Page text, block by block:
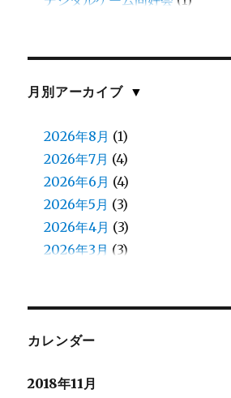
伊藤(愛)(1)
佐藤(慎)(1)
佐藤（正） (6)
入江(2)
八鍬(1)
加藤(1)
北原(8)
和田（え）
堀籠（ホリゴメ）
月別アーカイブ ▼
2026年8月 (1)
2026年7月 (4)
2026年6月 (4)
2026年5月 (3)
2026年4月 (3)
2026年3月 (3)
2025年11月
2025年9月
カレンダー
2018年11月